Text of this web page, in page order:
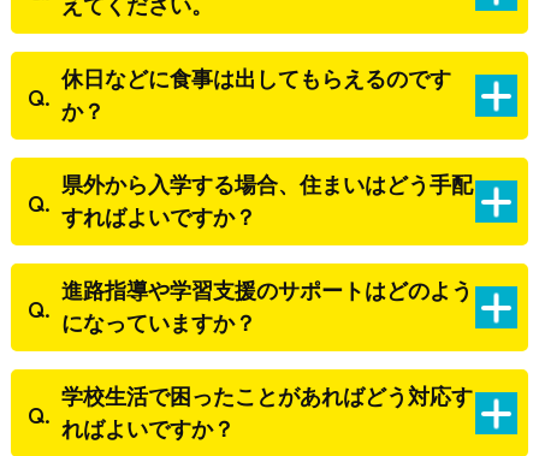
えてください。
休日などに食事は出してもらえるのです
か？
県外から入学する場合、住まいはどう手配
すればよいですか？
進路指導や学習支援のサポートはどのよう
になっていますか？
学校生活で困ったことがあればどう対応す
ればよいですか？